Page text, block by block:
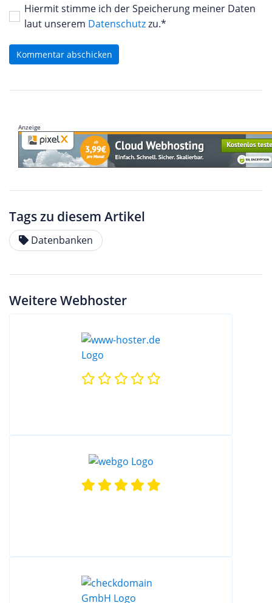
Hiermit stimme ich der Speicherung meiner Daten
laut unserem Datenschutzzu.*
Kommentar abschicken
Anzeige
Tags zu diesem Artikel
Datenbanken
Weitere Webhoster